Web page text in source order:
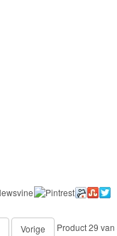
Vorige Product 29 van